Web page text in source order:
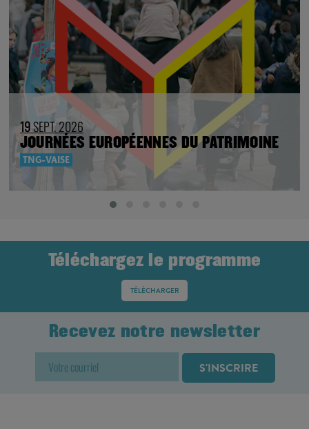
19SEPT. 2026
JOURNÉES EUROPÉENNES DU PATRIMOINE
TNG-VAISE
Téléchargez le programme
TÉLÉCHARGER
Recevez notre newsletter